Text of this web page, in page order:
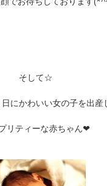
そして☆
にかわいい女の子を出産
リティーな赤ちゃん❤